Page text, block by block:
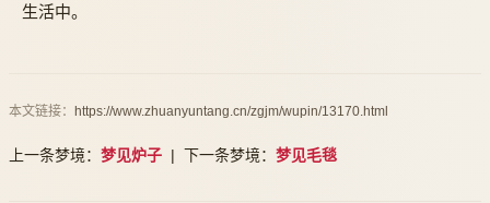
生活中。
本文链接： https://www.zhuanyuntang.cn/zgjm/wupin/13170.html
上一条梦境： 梦见炉子 | 下一条梦境： 梦见毛毯